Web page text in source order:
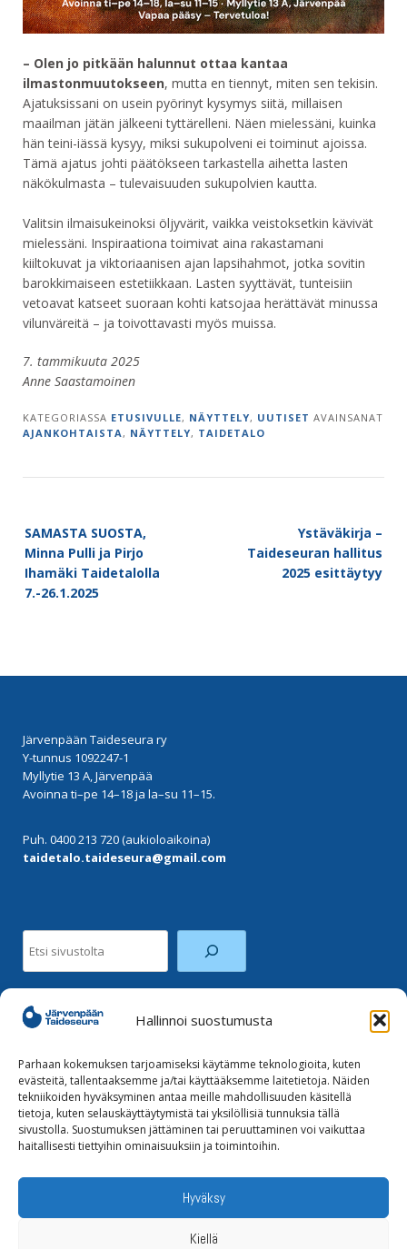
Hallinnoi suostumusta
Parhaan kokemuksen tarjoamiseksi käytämme teknologioita, kuten
evästeitä, tallentaaksemme ja/tai käyttääksemme laitetietoja. Näiden
tekniikoiden hyväksyminen antaa meille mahdollisuuden käsitellä
tietoja, kuten selauskäyttäytymistä tai yksilöllisiä tunnuksia tällä
sivustolla. Suostumuksen jättäminen tai peruuttaminen voi vaikuttaa
haitallisesti tiettyihin ominaisuuksiin ja toimintoihin.
Hyväksy
Kiellä
– Olen jo pitkään halunnut ottaa kantaa
ilmastonmuutokseen, mutta en tiennyt, miten sen tekisin.
Ajatuksissani on usein pyörinyt kysymys siitä, millaisen
maailman jätän jälkeeni tyttärelleni. Näen mielessäni, kuinka
hän teini-iässä kysyy, miksi sukupolveni ei toiminut ajoissa.
Tämä ajatus johti päätökseen tarkastella aihetta lasten
näkökulmasta – tulevaisuuden sukupolvien kautta.
Valitsin ilmaisukeinoksi öljyvärit, vaikka veistoksetkin kävivät
mielessäni. Inspiraationa toimivat aina rakastamani
kiiltokuvat ja viktoriaanisen ajan lapsihahmot, jotka sovitin
barokkimaiseen estetiikkaan. Lasten syyttävät, tunteisiin
vetoavat katseet suoraan kohti katsojaa herättävät minussa
vilunväreitä – ja toivottavasti myös muissa.
7. tammikuuta 2025
Anne Saastamoinen
KATEGORIASSA ETUSIVULLE, NÄYTTELY, UUTISET AVAINSANAT
AJANKOHTAISTA , NÄYTTELY, TAIDETALO
navigation
SAMASTA SUOSTA,
Minna Pulli ja Pirjo
Ihamäki Taidetalolla
7.-26.1.2025
Ystäväkirja –
Taideseuran hallitus
2025 esittäytyy
Järvenpään Taideseura ry
Y-tunnus 1092247-1
Myllytie 13 A, Järvenpää
Avoinna ti–pe 14–18 ja la–su 11–15.
Puh. 0400 213 720 (aukioloaikoina)
taidetalo.taideseura@gmail.com
Instagram
Tilaa uutiskirje
Tietoja evästeistä